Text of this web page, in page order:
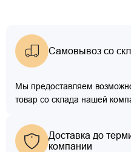
Самовывоз со
Мы предоставляем
товар со склада нашей
Доставка до
компании